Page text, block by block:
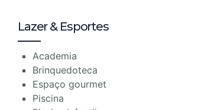
Lazer & Esportes
Academia
Brinquedoteca
Espaço gourmet
Piscina